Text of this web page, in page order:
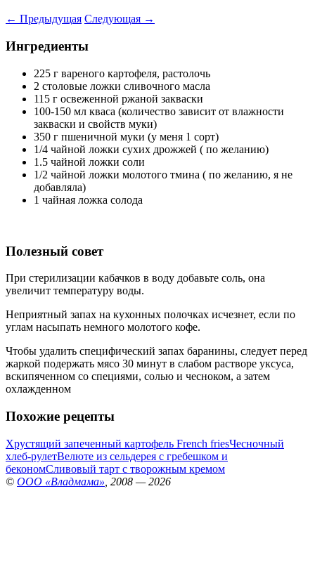
← Предыдущая Следующая →
Ингредиенты
225 г вареного картофеля, растолочь
2 столовые ложки сливочного масла
115 г освеженной ржаной закваски
100-150 мл кваса (количество зависит от влажности
закваски и свойств муки)
350 г пшеничной муки (у меня 1 сорт)
1/4 чайной ложки сухих дрожжей ( по желанию)
1.5 чайной ложки соли
1/2 чайной ложки молотого тмина ( по желанию, я не
добавляла)
1 чайная ложка солода
Полезный совет
При стерилизации кабачков в воду добавьте соль, она
увеличит температуру воды.
Неприятный запах на кухонных полочках исчезнет, если по
углам насыпать немного молотого кофе.
Чтобы удалить специфический запах баранины, следует перед
жаркой подержать мясо 30 минут в слабом растворе уксуса,
вскипяченном со специями, солью и чесноком, а затем
охлажденном
Похожие рецепты
Хрустящий запеченный картофель French friesЧесночный
хлеб-рулетВелюте из сельдерея с гребешком и
бекономСливовый тарт с творожным кремом
© ООО «Владмама» , 2008 — 2026